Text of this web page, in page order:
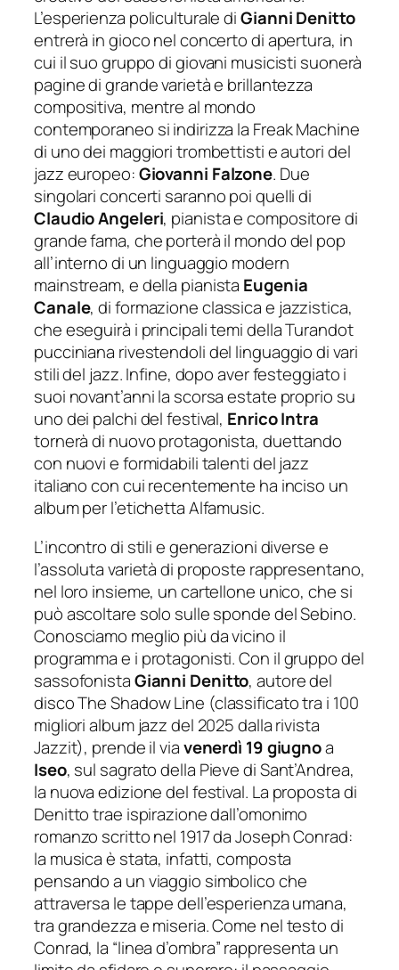
L’esperienza policulturale diGianni Denitto
entrerà in gioco nel concerto di apertura, in
cui il suo gruppo di giovani musicisti suonerà
pagine di grande varietà e brillantezza
compositiva, mentre al mondo
contemporaneo si indirizza la Freak Machine
di uno dei maggiori trombettisti e autori del
jazz europeo:Giovanni Falzone. Due
singolari concerti saranno poi quelli di
Claudio Angeleri, pianista e compositore di
grande fama, che porterà il mondo del pop
all’interno di un linguaggio modern
mainstream, e della pianista Eugenia
Canale, di formazione classica e jazzistica,
che eseguirà i principali temidellaTurandot
pucciniana rivestendoli del linguaggio di vari
stili del jazz. Infine, dopo aver festeggiato i
suoi novant’anni la scorsa estate proprio su
uno dei palchi del festival, Enrico Intra
tornerà di nuovo protagonista, duettando
con nuovi e formidabili talenti deljazz
italiano con cui recentemente ha inciso un
album per l’etichetta Alfamusic.
L’incontro di stili e generazioni diverse e
l’assoluta varietà di proposte rappresentano,
nel loro insieme, un cartellone unico, che si
può ascoltare solo sulle sponde del Sebino.
Conosciamo meglio più da vicino il
programma e i protagonisti.Con il gruppo del
sassofonistaGianni Denitto, autore del
discoThe Shadow Line (classificato tra i 100
migliori album jazz del 2025 dalla rivista
Jazzit), prende il viavenerdì 19 giugnoa
Iseo, sul sagrato della Pieve di Sant’Andrea,
la nuova edizione del festival. La proposta di
Denitto trae ispirazione dall’omonimo
romanzo scritto nel 1917 da Joseph Conrad:
la musica è stata, infatti, composta
pensando a un viaggio simbolico che
attraversa letappe dell’esperienza umana,
tra grandezza e miseria. Come nel testo di
Conrad, la “linea d’ombra”rappresenta un